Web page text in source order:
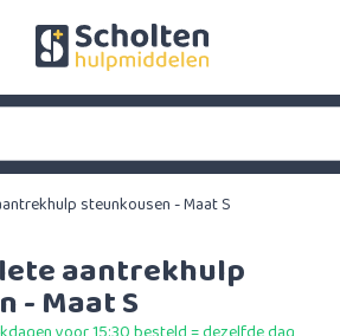
steunkousen - Maat S
aantrekhulp
- Maat S